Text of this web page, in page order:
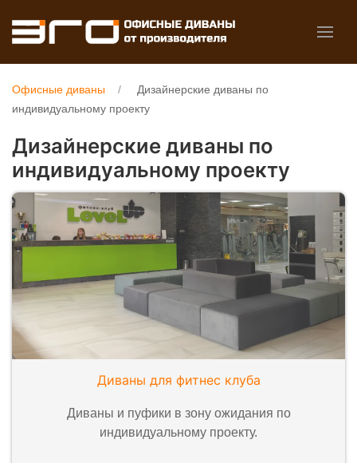
Офисные диваны
Дизайнерские диваны по
индивидуальному проекту
Дизайнерские диваны по
индивидуальному проекту
Диваны для фитнес клуба
Диваны и пуфики в зону ожидания по
индивидуальному проекту.